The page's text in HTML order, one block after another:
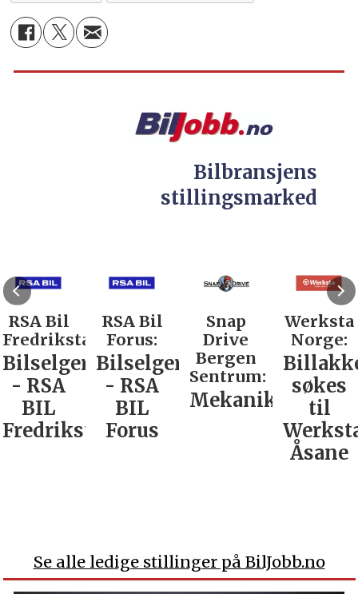
Bilbransjens
stillingsmarked
RSA Bil
Fredrikstad:
Bilselger
- RSA
BIL
Fredrikstad
RSA Bil
Forus:
Bilselger
- RSA
BIL
Forus
Snap
Drive
Bergen
Sentrum:
Mekaniker
Werksta
Norge:
søkes
til
Åsane
Se alle ledige stillinger på BilJobb.no